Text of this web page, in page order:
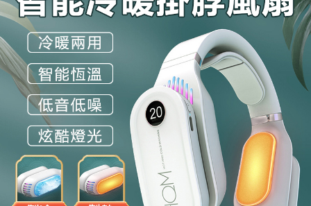
恩沛科技股份有限公司將有權停止該用戶之使用額度並採取法律行動。